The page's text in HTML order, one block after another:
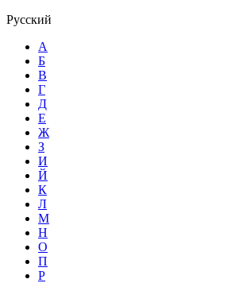
Русский
А
Б
В
Г
Д
Е
Ж
З
И
Й
К
Л
М
Н
О
П
Р